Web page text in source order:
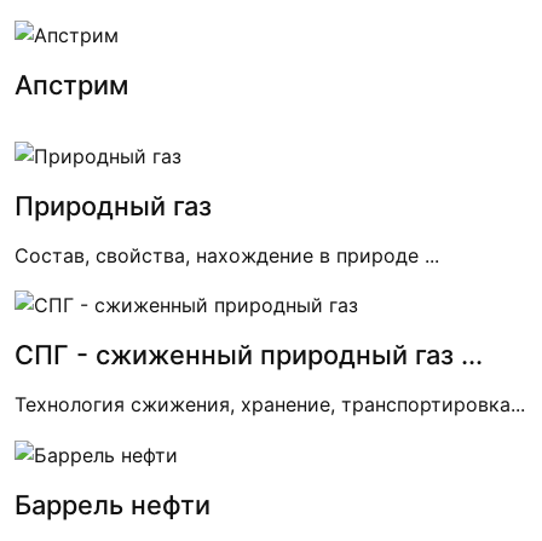
Апстрим
Природный газ
Состав, свойства, нахождение в природе ...
СПГ - сжиженный природный газ ...
Технология сжижения, хранение, транспортировка...
Баррель нефти